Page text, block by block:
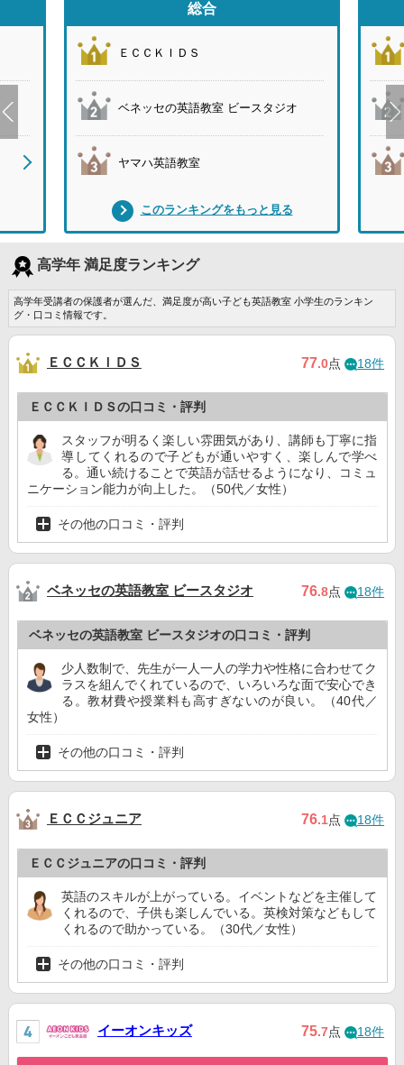
総合
ＥＣＣＫＩＤＳ
ベネッセの英語教室 ビースタジオ
ヤマハ英語教室
このランキングをもっと見る
高学年 満足度ランキング
高学年受講者の保護者が選んだ、満足度が高い子ども英語教室 小学生のランキン
グ・口コミ情報です。
ＥＣＣＫＩＤＳ 77.0点 18件
ＥＣＣＫＩＤＳの口コミ・評判
スタッフが明るく楽しい雰囲気があり、講師も丁寧に指
導してくれるので子どもが通いやすく、楽しんで学べ
る。通い続けることで英語が話せるようになり、コミュ
ニケーション能力が向上した。（50代／女性）
その他の口コミ・評判
ベネッセの英語教室 ビースタジオ 76.8点 18件
ベネッセの英語教室 ビースタジオの口コミ・評判
少人数制で、先生が一人一人の学力や性格に合わせてク
ラスを組んでくれているので、いろいろな面で安心でき
る。教材費や授業料も高すぎないのが良い。（40代／
女性）
その他の口コミ・評判
ＥＣＣジュニア 76.1点 18件
ＥＣＣジュニアの口コミ・評判
英語のスキルが上がっている。イベントなどを主催して
くれるので、子供も楽しんでいる。英検対策などもして
くれるので助かっている。（30代／女性）
その他の口コミ・評判
イーオンキッズ 75.7点 18件